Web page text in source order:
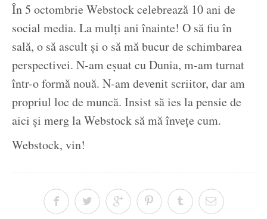
În 5 octombrie Webstock celebrează 10 ani de
social media. La mulți ani înainte! O să fiu în
sală, o să ascult și o să mă bucur de schimbarea
perspectivei. N-am eșuat cu Dunia, m-am turnat
într-o formă nouă. N-am devenit scriitor, dar am
propriul loc de muncă. Insist să ies la pensie de
aici și merg la Webstock să mă învețe cum.
Webstock, vin!